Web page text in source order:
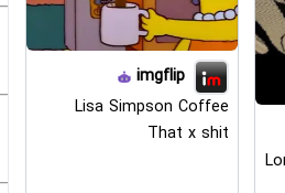
imgflip
Lisa Simpson Coffee
That x shit